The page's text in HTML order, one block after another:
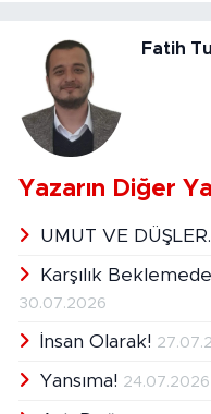
Fatih
Yazarın Diğer
UMUT VE
Karşılık
30.07.2026
İnsan Olarak!
Yansıma! 24.07.2026